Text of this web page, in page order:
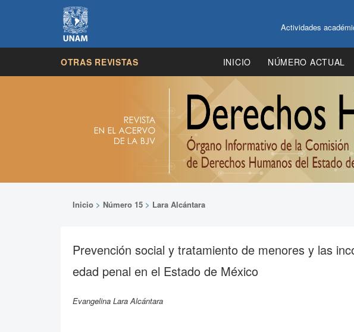
Actividades
OTRAS REVISTAS INICIO NÚMERO ACTUAL
Inicio > Número 15 > Lara Alcántara
Prevención social y tratamiento de menores y las
edad penal en el Estado de México
Evangelina Lara Alcántara